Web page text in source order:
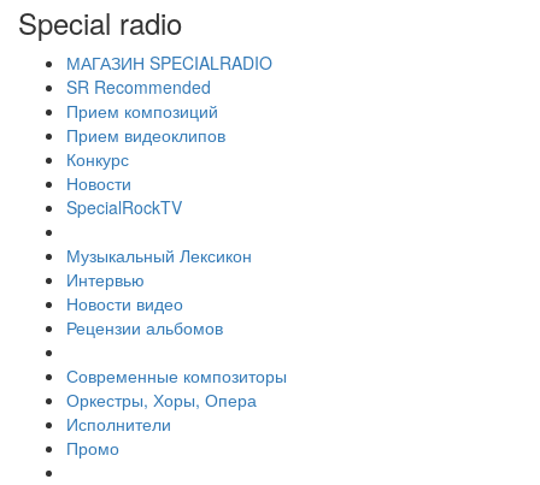
Special radio
МАГАЗИН SPECIALRADIO
SR Recommended
Прием композиций
Прием видеоклипов
Конкурс
Новости
SpecialRockTV
Музыкальный Лексикон
Интервью
Новости видео
Рецензии альбомов
Современные композиторы
Оркестры, Хоры, Опера
Исполнители
Промо